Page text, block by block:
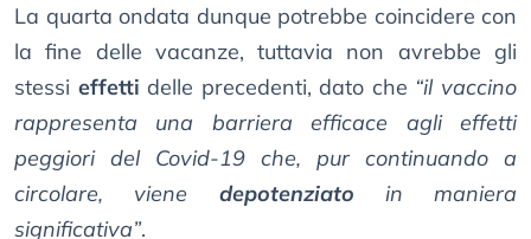
La quarta ondata dunque potrebbe coincidere con
la fine delle vacanze, tuttavia non avrebbe gli
stessi effetti delle precedenti, dato che “il vaccino
rappresenta una barriera efficace agli effetti
peggiori del Covid-19 che, pur continuando a
circolare, viene depotenziato in maniera
significativa”.